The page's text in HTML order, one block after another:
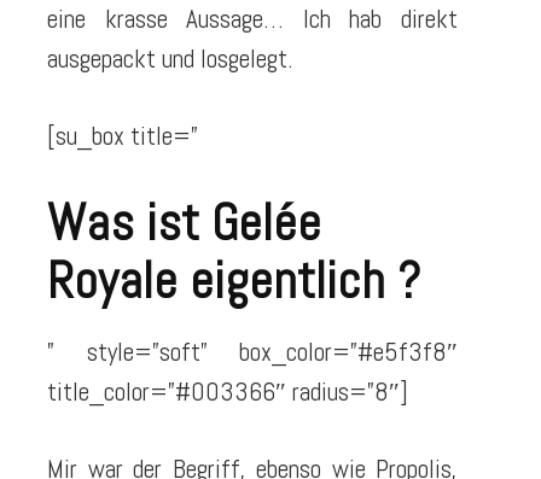
eine krasse Aussage… Ich hab direkt
ausgepackt und losgelegt.
[su_box title=”
Was ist Gelée
Royale eigentlich ?
” style=”soft” box_color=”#e5f3f8″
title_color=”#003366″ radius=”8″]
Mir war der Begriff, ebenso wie Propolis,